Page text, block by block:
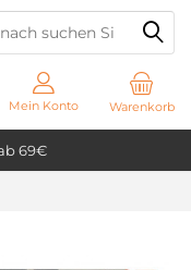
69€
Warenkorb
Mein Konto